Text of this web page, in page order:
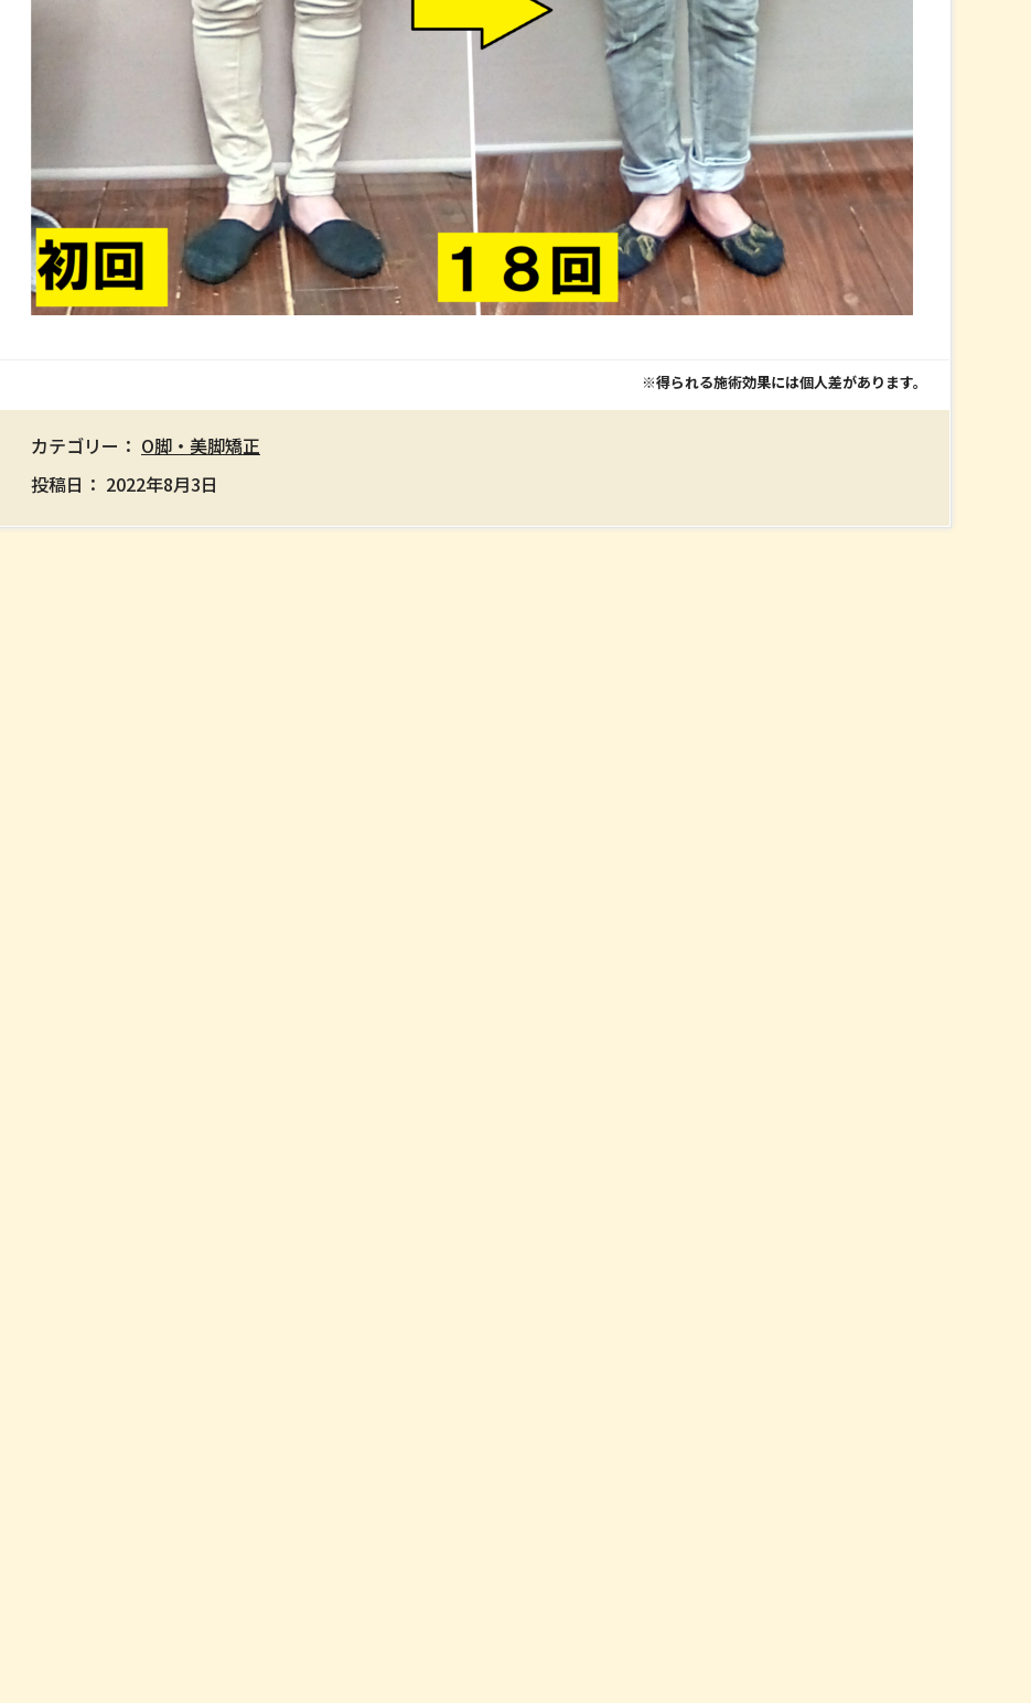
※得られる施術効果には個人差があります。
カテゴリー： O脚・美脚矯正
投稿日： 2022年8月3日